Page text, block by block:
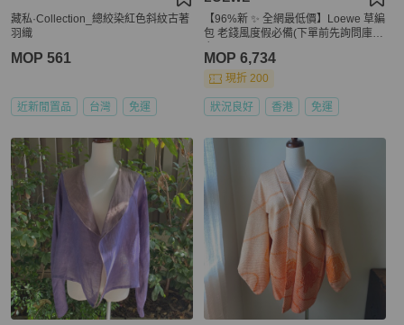
藏私·Collection_總絞染紅色斜紋古著
羽織
MOP 561
近新閒置品 台灣 免運
【96%新 ✨ 全網最低價】Loewe 草編
包 老錢風度假必備(下單前先詢問庫存
MOP 6,734
現折 200
狀況良好 香港 免運